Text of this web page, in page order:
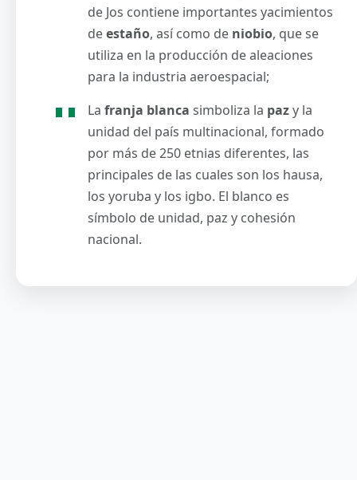
de Jos contiene importantes yacimientos
deestaño, así como de niobio, que se
utiliza en la producción de aleaciones
para la industria aeroespacial;
La franja blanca simboliza la pazy la
unidad del país multinacional, formado
por más de 250 etnias diferentes, las
principales de las cuales son los hausa,
los yoruba y los igbo. El blanco es
símbolo de unidad, paz y cohesión
nacional.